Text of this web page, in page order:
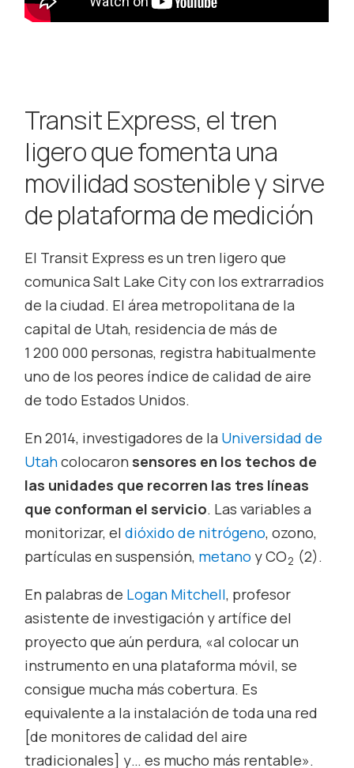
Transit Express, el tren
ligero que fomenta una
movilidad sostenible y sirve
de plataforma de medición
El Transit Express es un tren ligero que
comunica Salt Lake City con los extrarradios
de la ciudad. El área metropolitana de la
capital de Utah, residencia de más de
1 200 000 personas, registra habitualmente
uno de los peores índice de calidad de aire
de todo Estados Unidos.
En 2014, investigadores de la Universidad de
Utahcolocaron sensores en los techos de
las unidades que recorren las tres líneas
que conforman el servicio. Las variables a
monitorizar, eldióxido de nitrógeno, ozono,
partículas en suspensión, metano y CO2 (2).
En palabras de Logan Mitchell, profesor
asistente de investigación y artífice del
proyecto que aún perdura, «al colocar un
instrumento en una plataforma móvil, se
consigue mucha más cobertura. Es
equivalente a la instalación de toda una red
[de monitores de calidad del aire
tradicionales] y… es mucho más rentable».